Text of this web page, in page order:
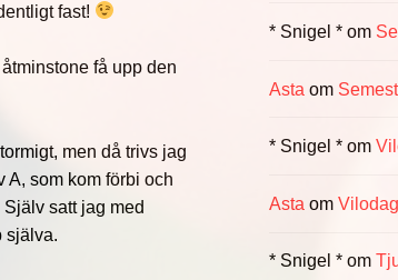
fast!
få upp den
men då trivs jag
A, som kom förbi och
satt jag med
själva.
* Snigel *om
Asta om
* Snigel *om
Asta om Vilodag
* Snigel *om